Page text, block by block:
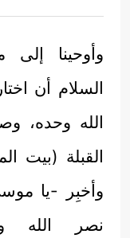
وأوحينا
السلام أن
الله وحده،
القبلة (بيت
وأخبِر -يا
نصر الله